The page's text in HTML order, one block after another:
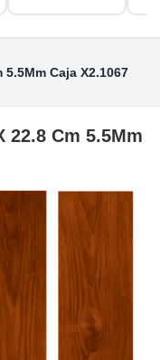
5.5Mm Caja X2.1067
22.8 Cm 5.5Mm